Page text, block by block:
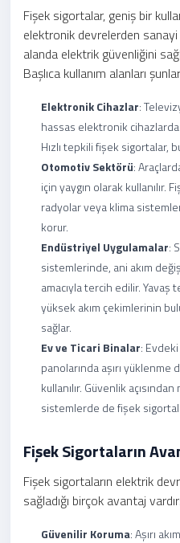
Fişek sigortalar, geniş bir
elektronik devrelerden
alanda elektrik güvenliğini
Başlıca kullanım alanları
Elektronik Cihazlar:
hassas elektronik
Hızlı tepkili fişek sigortalar,
Otomotiv Sektörü:
için yaygın olarak kullanılır.
radyolar veya klima sistemleri
korur.
Endüstriyel Uygulamalar:
sistemlerinde, ani akım
amacıyla tercih edilir.
yüksek akım çekimlerinin
sağlar.
Ev ve Ticari Binalar:
panolarında aşırı
kullanılır. Güvenlik
sistemlerde de fişek
Fişek Sigortaların
Fişek sigortaların elektrik
sağladığı birçok avantaj vardır:
Güvenilir Koruma: Aşırı